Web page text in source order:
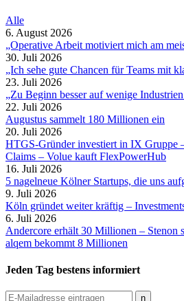
Alle
6. August 2026
„Operative Arbeit motiviert mich am
30. Juli 2026
„Ich sehe gute Chancen für Teams mit
23. Juli 2026
„Zu Beginn besser auf wenige
22. Juli 2026
Augustus sammelt 180 Millionen ein
20. Juli 2026
HTGS-Gründer investiert in IX Gruppe
Claims – Volue kauft FlexPowerHub
16. Juli 2026
5 nagelneue Kölner Startups, die uns
9. Juli 2026
Köln gründet weiter kräftig –
6. Juli 2026
Andercore erhält 30 Millionen – Stenon
alqem bekommt 8 Millionen
Jeden Tag bestens informiert